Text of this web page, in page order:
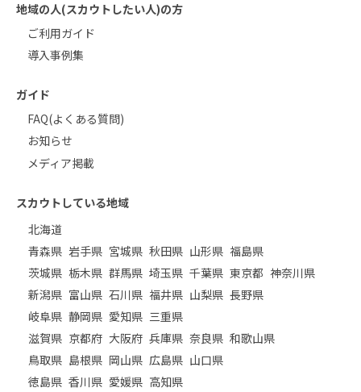
地域の人(スカウトしたい人)の方
ご利用ガイド
導入事例集
ガイド
FAQ(よくある質問)
お知らせ
メディア掲載
スカウトしている地域
北海道
青森県 岩手県 宮城県 秋田県 山形県 福島県
茨城県 栃木県 群馬県 埼玉県 千葉県 東京都 神奈川県
新潟県 富山県 石川県 福井県 山梨県 長野県
岐阜県 静岡県 愛知県 三重県
滋賀県 京都府 大阪府 兵庫県 奈良県 和歌山県
鳥取県 島根県 岡山県 広島県 山口県
徳島県 香川県 愛媛県 高知県